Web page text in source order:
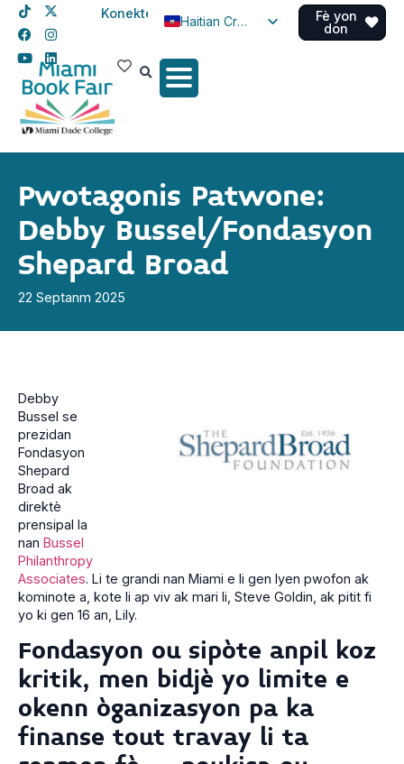
Konekte
Haitian Creole
Spanish
Fè yon
don
Pwotagonis Patwone:
Debby Bussel/Fondasyon
Shepard Broad
22 Septanm 2025
Debby
Bussel se
prezidan
Fondasyon
Shepard
Broad ak
direktè
prensipal la
nan Bussel
Philanthropy
Associates. Li te grandi nan Miami e li gen lyen pwofon ak
kominote a, kote li ap viv ak mari li, Steve Goldin, ak pitit fi
yo ki gen 16 an, Lily.
Fondasyon ou sipòte anpil koz
kritik, men bidjè yo limite e
okenn òganizasyon pa ka
finanse tout travay li ta